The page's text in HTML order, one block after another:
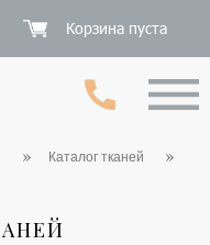
Корзина пуста
Каталог тканей